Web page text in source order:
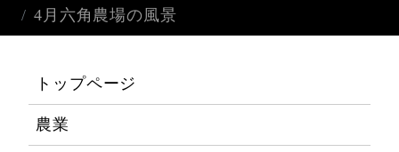
4月六角農場の風景
トップページ
農業